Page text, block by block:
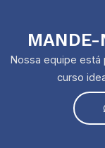
MANDE-
Nossa equipe está
curso